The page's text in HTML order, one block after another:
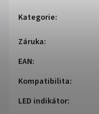
Kategorie:
Záruka:
EAN:
Kompatibilita:
LED indikátor: